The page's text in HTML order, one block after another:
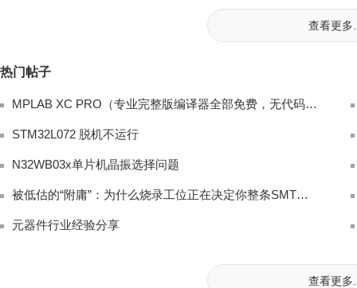
查看更多
热门帖子
MPLAB XC PRO（专业完整版编译器全部免费，无代码限制、无高级优化封锁，商
STM32L072 脱机不运行
N32WB03x单片机晶振选择问题
被低估的“附庸”：为什么烧录工位正在决定你整条SMT产线的有效产出？
元器件行业经验分享
查看更多